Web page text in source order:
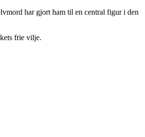
har gjort ham til en central figur i den
frie vilje.